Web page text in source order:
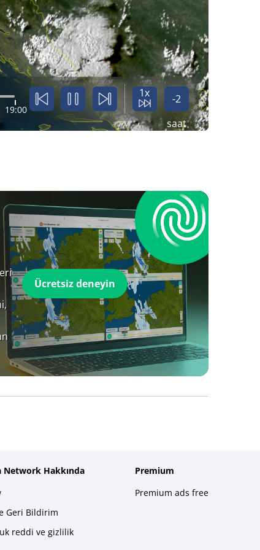
19:00
1x
-2
saat
Ücretsiz deneyin
Network Hakkında
Geri Bildirim
reddi ve gizlilik
Premium
Premium ads free